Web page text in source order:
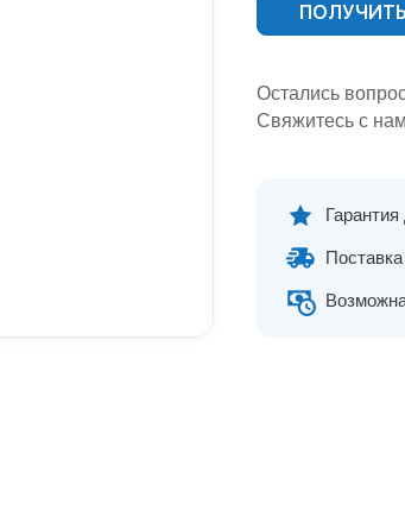
Остались
Свяжитесь с